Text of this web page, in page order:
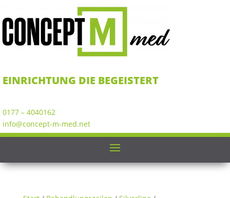
EINRICHTUNG DIE BEGEISTERT
0177 – 4040162
info@concept-m-med.net